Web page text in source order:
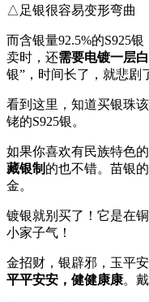
△足银很容易变形弯曲
而含银量92.5%的S925
卖时，还需要电镀一层
银”，时间长了，就悲剧
看到这里，知道买银珠
铑的S925银。
如果你喜欢有民族特色
藏银制 的也不错。苗银的
金。
镀银就别买了！它是在
小家子气！
金招财，银辟邪，玉平
平平安安，健健康康。